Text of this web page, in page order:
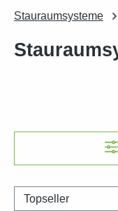
Stauraumsysteme